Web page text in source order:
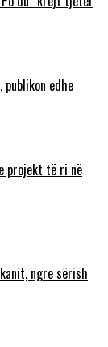
edhe
projekt të ri në
ngre sërish